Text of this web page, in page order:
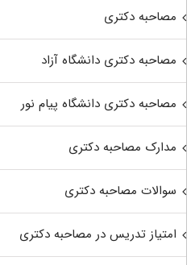
مصاحبه دکتری
مصاحبه دکتری دانشگاه آزاد
مصاحبه دکتری دانشگاه پیام نور
مدارک مصاحبه دکتری
سوالات مصاحبه دکتری
امتیاز تدریس در مصاحبه دکتری